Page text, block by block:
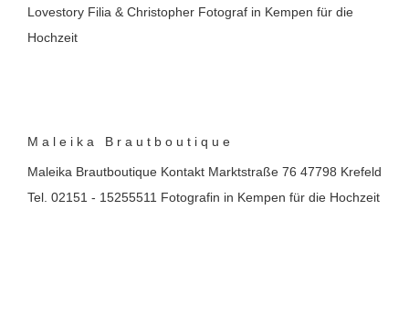
Lovestory Filia & Christopher Fotograf in Kempen für die
Hochzeit
Maleika Brautboutique
Maleika Brautboutique Kontakt Marktstraße 76 47798 Krefeld
Tel. 02151 - 15255511 Fotografin in Kempen für die Hochzeit